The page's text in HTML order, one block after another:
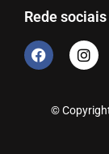
Rede sociais
©